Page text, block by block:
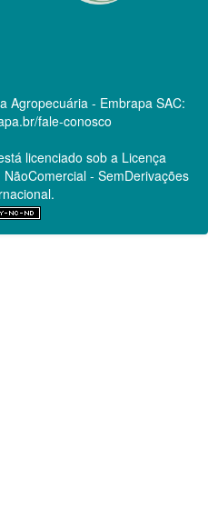
Agropecuária - Embrapa SAC:
fale-conosco
licenciado sob a Licença
- SemDerivações